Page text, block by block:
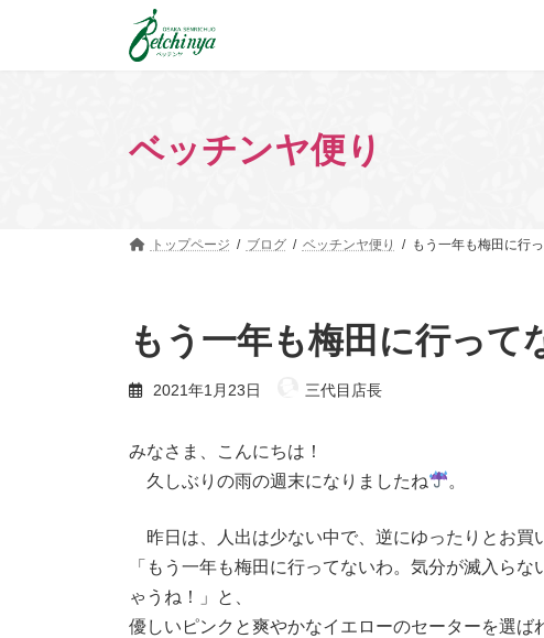
ベッチンヤ便り
トップページ ブログ ベッチンヤ便り もう一年も梅田に行
もう一年も梅田に行って
2021年1月23日 三代目店長
みなさま、こんにちは！
久しぶりの雨の週末になりましたね
。
昨日は、人出は少ない中で、逆にゆったりとお買
「もう一年も梅田に行ってないわ。気分が滅入ら
ゃうね！」と、
優しいピンクと爽やかなイエローのセーターを選ば